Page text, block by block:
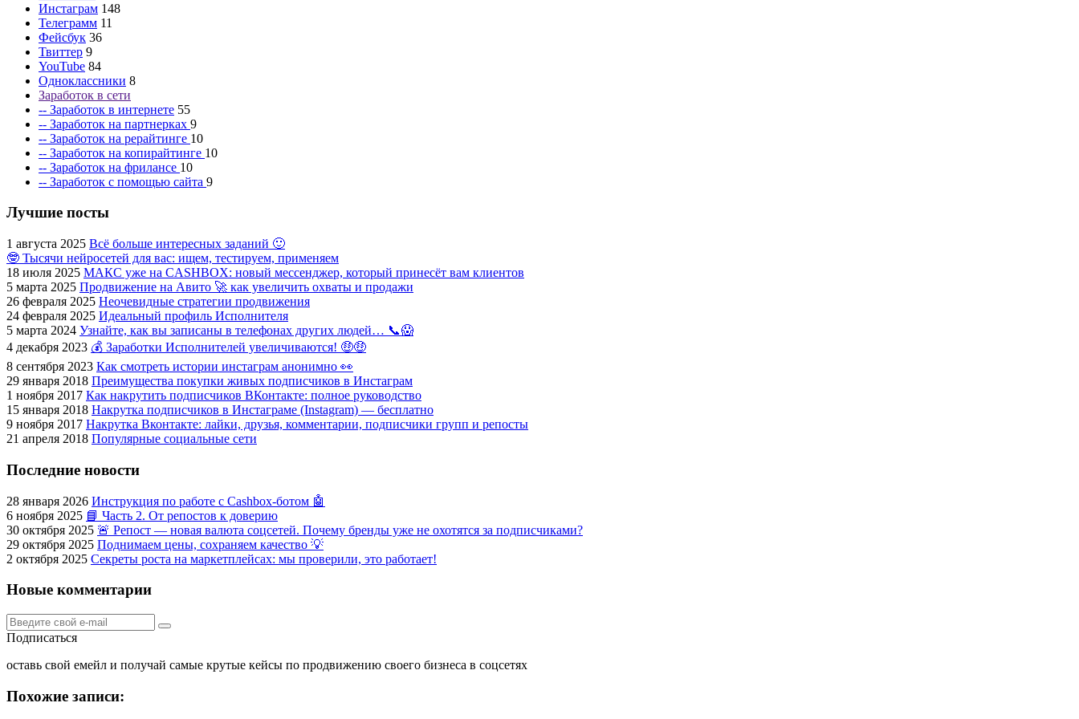
Инстаграм 148
Телеграмм 11
Фейсбук 36
Твиттер 9
YouTube 84
Одноклассники 8
Заработок в сети
-- Заработок в интернете 55
-- Заработок на партнерках 9
-- Заработок на рерайтинге 10
-- Заработок на копирайтинге 10
-- Заработок на фрилансе 10
-- Заработок с помощью сайта 9
Лучшие посты
1 августа 2025 Всё больше интересных заданий 🙂
🤓 Тысячи нейросетей для вас: ищем, тестируем, применяем
18 июля 2025 МАКС уже на CASHBOX: новый мессенджер, который принесёт вам клиентов
5 марта 2025 Продвижение на Авито 🚀 как увеличить охваты и продажи
26 февраля 2025 Неочевидные стратегии продвижения
24 февраля 2025 Идеальный профиль Исполнителя
5 марта 2024 Узнайте, как вы записаны в телефонах других людей… 📞😱
4 декабря 2023 💰 Заработки Исполнителей увеличиваются! 🤑🤑
8 сентября 2023 Как смотреть истории инстаграм анонимно 👀
29 января 2018 Преимущества покупки живых подписчиков в Инстаграм
1 ноября 2017 Как накрутить подписчиков ВКонтакте: полное руководство
15 января 2018 Накрутка подписчиков в Инстаграме (Instagram) — бесплатно
9 ноября 2017 Накрутка Вконтакте: лайки, друзья, комментарии, подписчики групп и репосты
21 апреля 2018 Популярные социальные сети
Последние новости
28 января 2026 Инструкция по работе с Cashbox-ботом 🤖
6 ноября 2025 📘 Часть 2. От репостов к доверию
30 октября 2025 🚨 Репост — новая валюта соцсетей. Почему бренды уже не охотятся за подписчиками?
29 октября 2025 Поднимаем цены, сохраняем качество 💡
2 октября 2025 Секреты роста на маркетплейсах: мы проверили, это работает!
Новые комментарии
Подписаться
оставь свой емейл и получай самые крутые кейсы по продвижению своего бизнеса в соцсетях
Похожие записи: